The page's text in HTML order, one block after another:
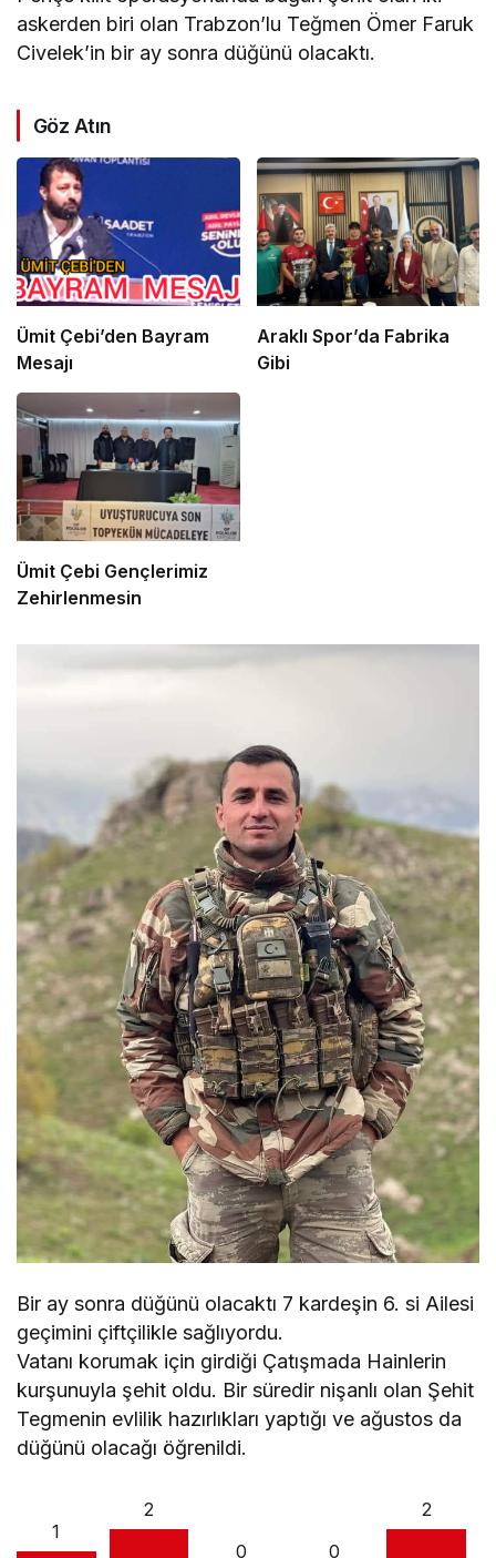
askerden biri olan Trabzon’lu Teğmen Ömer Faruk
Civelek’in bir ay sonra düğünü olacaktı.
Göz Atın
Ümit Çebi’den Bayram
Mesajı
Araklı Spor’da Fabrika
Gibi
Ümit Çebi Gençlerimiz
Zehirlenmesin
Bir ay sonra düğünü olacaktı 7 kardeşin 6. si Ailesi
geçimini çiftçilikle sağlıyordu.
Vatanı korumak için girdiği Çatışmada Hainlerin
kurşunuyla şehit oldu. Bir süredir nişanlı olan Şehit
Tegmenin evlilik hazırlıkları yaptığı ve ağustos da
düğünü olacağı öğrenildi.
1
2
0
0
2